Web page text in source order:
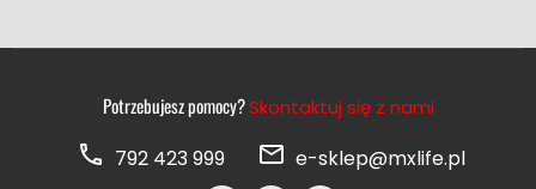
Potrzebujesz pomocy?Skontaktuj się z nami
792 423 999 e-sklep@mxlife.pl